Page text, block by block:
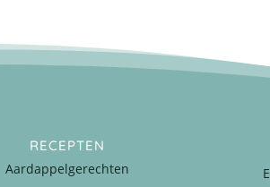
RECEPTEN
Aardappelgerechten